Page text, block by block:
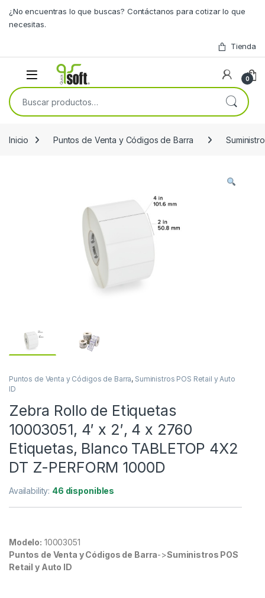
¿No encuentras lo que buscas? Contáctanos para cotizar lo que
necesitas.
Tienda
0
Buscar por:
Inicio Puntos de Venta y Códigos de Barra
Puntos de Venta y Códigos de Barra, Suministros POS Retail y Auto
ID
Zebra Rollo de Etiquetas
10003051, 4′ x 2′, 4 x 2760
Etiquetas, Blanco TABLETOP 4X2
DT Z-PERFORM 1000D
Availability: 46 disponibles
Modelo: 10003051
Puntos de Venta y Códigos de Barra->Suministros POS
Retail y Auto ID